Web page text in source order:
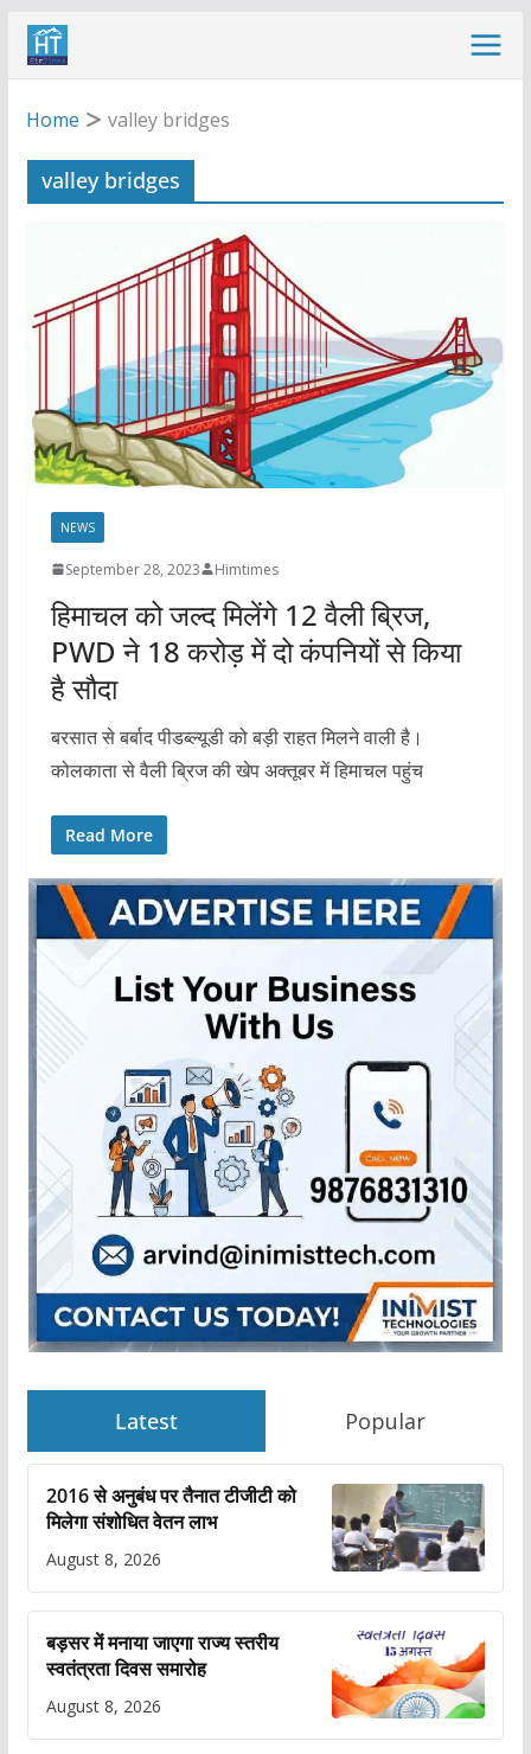
Skip
Home
valley bridges
valley bridges
NEWS
September 28, 2023 Himtimes
हिमाचल को जल्द मिलेंगे 12 वैली ब्रिज,
PWD ने 18 करोड़ में दो कंपनियों से किया
है सौदा
बरसात से बर्बाद पीडब्ल्यूडी को बड़ी राहत मिलने वाली है।
कोलकाता से वैली ब्रिज की खेप अक्तूबर में हिमाचल पहुंच
Read More
Latest Popular
2016 से अनुबंध पर तैनात टीजीटी को
मिलेगा संशोधित वेतन लाभ
August 8, 2026
बड़सर में मनाया जाएगा राज्य स्तरीय
स्वतंत्रता दिवस समारोह
August 8, 2026